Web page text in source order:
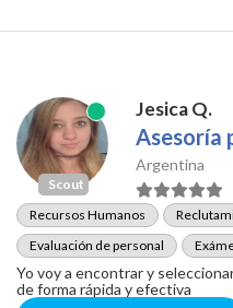
Scout
Jesica Q.
Asesoría
Argentina
Recursos Humanos
Evaluación de personal
Yo voy a encontrar y
de forma rápida y efectiva